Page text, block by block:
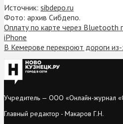
Источник: sibdepo.ru
Фото: архив Сибдепо.
Оплату по карте через Bluetooth
iPhone
В Кемерове перекроют дороги
Учредитель — ООО «Онлайн-журнал
Главный редактор - Макаров Г.Н.